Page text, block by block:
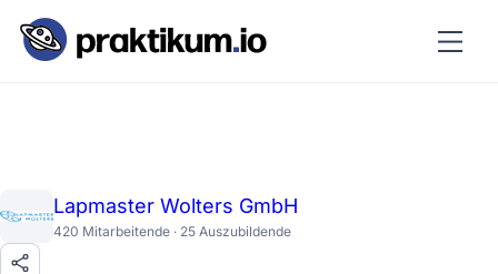
Lapmaster Wolters GmbH
420 Mitarbeitende · 25 Auszubildende